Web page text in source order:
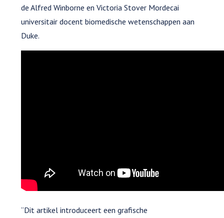
de Alfred Winborne en Victoria Stover Mordecai
universitair docent biomedische wetenschappen aan
Duke.
“Dit artikel introduceert een grafische